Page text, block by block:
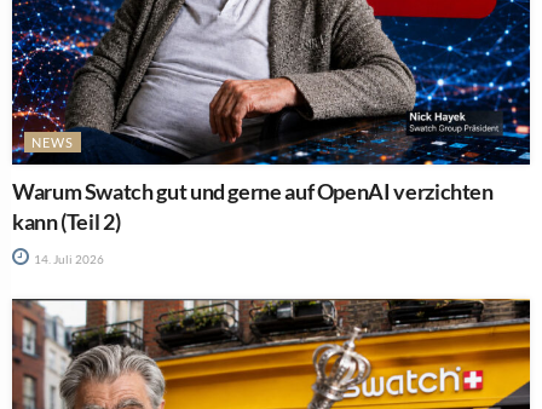
NEWS
Warum Swatch gut und gerne auf OpenAI verzichten
kann (Teil 2)
14. Juli 2026